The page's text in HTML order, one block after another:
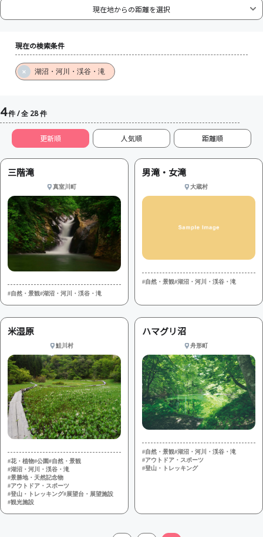
現在地からの距離を選択
現在の検索条件
湖沼・河川・渓谷・滝
4件 / 全 28 件
更新順 人気順
三階滝
真室川町
#自然・景観#湖沼・河川・渓谷・滝
男滝・女滝
大蔵村
#自然・景観#湖沼・河川・渓谷・滝
米湿原
鮭川村
#花・植物#公園#自然・景観
#湖沼・河川・渓谷・滝
#景勝地・天然記念物
#アウトドア・スポーツ
#登山・トレッキング#展望台・展望施設
#観光施設
ハマグリ沼
舟形町
#自然・景観#湖沼・河川・渓谷・滝
#アウトドア・スポーツ
#登山・トレッキング